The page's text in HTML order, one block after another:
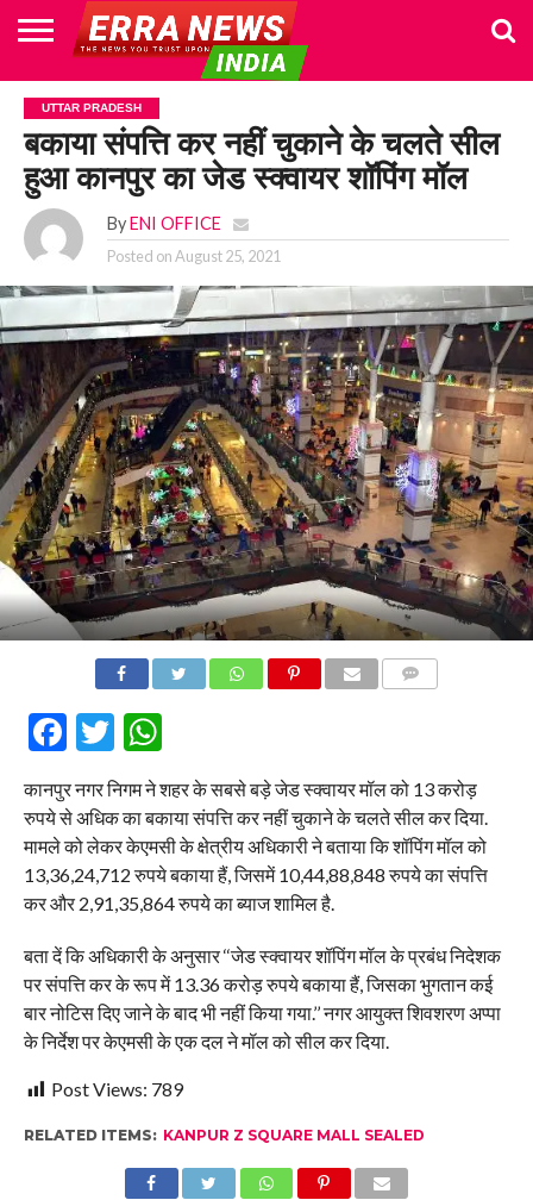
HOME
POLITICS
NEWS
BUSINESS
CULTURE
NATIONAL
SPORTS
LIFESTYLE
TRAVEL
OPINION
BREAKING
NEWS
ENTERTAINMENT
WORLD
CRIME
JOIN
US
UTTAR PRADESH
बकाया संपत्ति कर नहीं चुकाने के चलते सील
हुआ कानपुर का जेड स्क्वायर शॉपिंग मॉल
By ENI OFFICE
Posted onAugust 25, 2021
Facebook
Twitter
WhatsApp
कानपुर नगर निगम ने शहर के सबसे बड़े जेड स्क्वायर मॉल को 13 करोड़
रुपये से अधिक का बकाया संपत्ति कर नहीं चुकाने के चलते सील कर दिया.
मामले को लेकर केएमसी के क्षेत्रीय अधिकारी ने बताया कि शॉपिंग मॉल को
13,36,24,712 रुपये बकाया हैं, जिसमें 10,44,88,848 रुपये का संपत्ति
कर और 2,91,35,864 रुपये का ब्याज शामिल है.
बता दें कि अधिकारी के अनुसार ‘‘जेड स्क्वायर शॉपिंग मॉल के प्रबंध निदेशक
पर संपत्ति कर के रूप में 13.36 करोड़ रुपये बकाया हैं, जिसका भुगतान कई
बार नोटिस दिए जाने के बाद भी नहीं किया गया.’’ नगर आयुक्त शिवशरण अप्पा
के निर्देश पर केएमसी के एक दल ने मॉल को सील कर दिया.
Post Views: 789
RELATED ITEMS: KANPUR Z SQUARE MALL SEALED